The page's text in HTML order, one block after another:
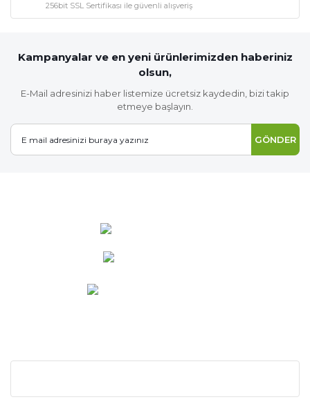
256bit SSL Sertifikası ile güvenli alışveriş
Kampanyalar ve en yeni ürünlerimizden haberiniz
olsun,
E-Mail adresinizi haber listemize ücretsiz kaydedin, bizi takip
etmeye başlayın.
GÖNDER